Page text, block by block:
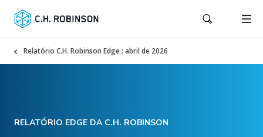
Relatório C.H. Robinson Edge : abril de 2026
RELATÓRIO EDGE DA C.H. ROBINSON